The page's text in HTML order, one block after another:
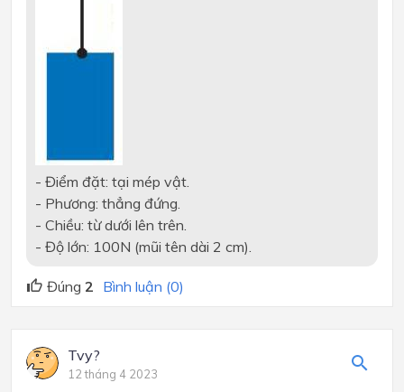
- Điểm đặt: tại mép vật.
- Phương: thẳng đứng.
- Chiều: từ dưới lên trên.
- Độ lớn: 100N (mũi tên dài 2 cm).
Đúng 2 Bình luận (0)
Tvy?
12 tháng 4 2023